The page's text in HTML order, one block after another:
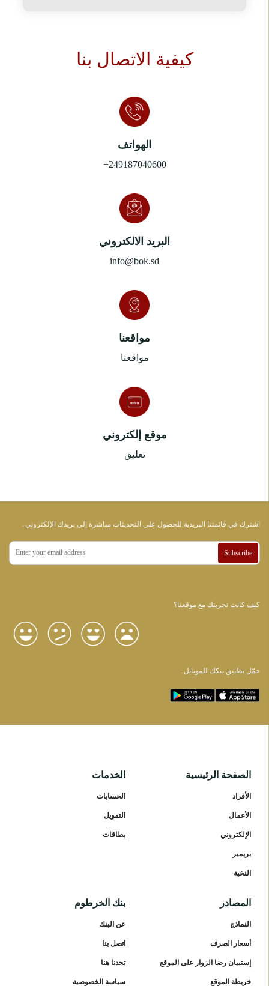
كيفية الاتصال بنا
الهواتف
+249187040600
البريد الالكتروني
info@bok.sd
مواقعنا
مواقعنا
موقع إلكتروني
تعليق
اشترك في قائمتنا البريدية للحصول على التحديثات مباشرة إلى بريدك الإلكتروني۔
Subscribe
كيف كانت تجربتك مع موقعنا؟
حمّل تطبيق بنكك للموبايل۔
الصفحة الرئيسية
الأفراد
الأعمال
الإلكتروني
بريمير
النخبة
الخدمات
الحسابات
التمويل
بطاقات
المصادر
النماذج
أسعار الصرف
إستبيان رضا الزوار على الموقع
خريطة الموقع
بنك الخرطوم
عن البنك
اتصل بنا
تجدنا هنا
سياسة الخصوصية